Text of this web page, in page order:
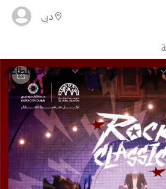
دبي
المغامرات والتجارب خيارات المطاعم